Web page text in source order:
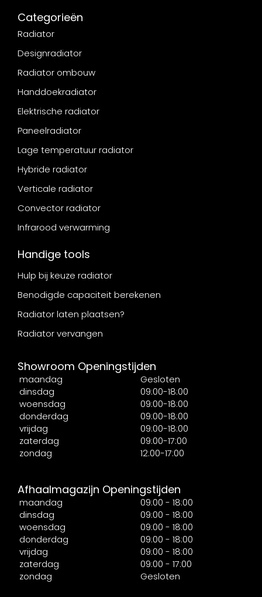
Categorieën
Radiator
Designradiator
Radiator ombouw
Handdoekradiator
Elektrische radiator
Paneelradiator
Lage temperatuur radiator
Hybride radiator
Verticale radiator
Convector radiator
Infrarood verwarming
Handige tools
Hulp bij keuze radiator
Benodigde capaciteit berekenen
Radiator laten plaatsen?
Radiator vervangen
Showroom Openingstijden
maandag
Gesloten
dinsdag
09:00-18:00
woensdag
09:00-18:00
donderdag
09:00-18:00
vrijdag
09:00-18:00
zaterdag
09:00-17:00
zondag
12:00-17:00
Afhaalmagazijn Openingstijden
maandag
09:00 - 18:00
dinsdag
09:00 - 18:00
woensdag
09:00 - 18:00
donderdag
09:00 - 18:00
vrijdag
09:00 - 18:00
zaterdag
09:00 - 17:00
zondag
Gesloten